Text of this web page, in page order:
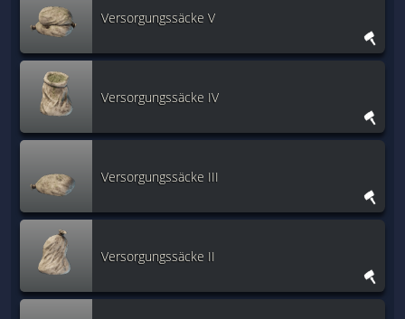
Versorgungssäcke V
Versorgungssäcke IV
Versorgungssäcke III
Versorgungssäcke II